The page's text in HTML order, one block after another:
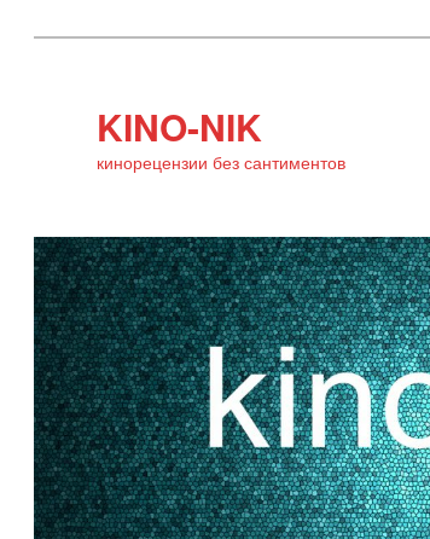
KINO-NIK
кинорецензии без сантиментов